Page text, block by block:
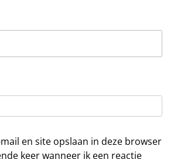
en site opslaan in deze browser
keer wanneer ik een reactie